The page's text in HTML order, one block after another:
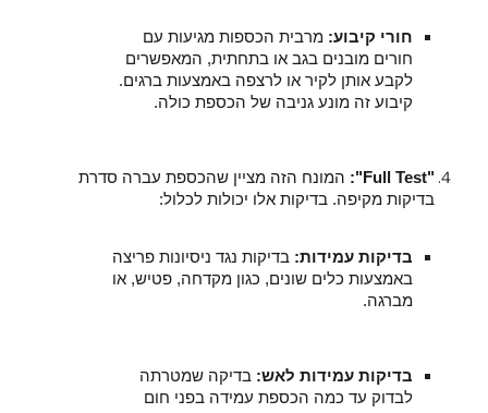
חורי קיבוע: מרבית הכספות מגיעות עם
חורים מובנים בגב או בתחתית, המאפשרים
לקבע אותן לקיר או לרצפה באמצעות ברגים.
קיבוע זה מונע גניבה של הכספת כולה.
"Full Test":
המונח הזה מציין שהכספת עברה סדרת
בדיקות מקיפה. בדיקות אלו יכולות לכלול:
בדיקות עמידות: בדיקות נגד ניסיונות פריצה
באמצעות כלים שונים, כגון מקדחה, פטיש, או
מברגה.
בדיקות עמידות לאש: בדיקה שמטרתה
לבדוק עד כמה הכספת עמידה בפני חום